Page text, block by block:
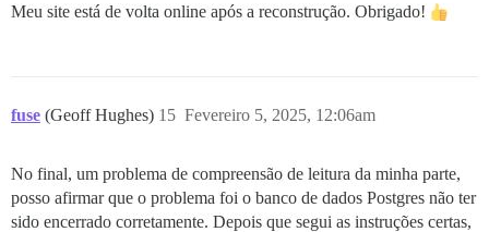
Meu site está de volta online após a reconstrução. Obrigado!
fuse (Geoff Hughes) Fevereiro 5, 2025, 12:06am
15
No final, um problema de compreensão de leitura da minha parte,
posso afirmar que o problema foi o banco de dados Postgres não ter
sido encerrado corretamente. Depois que segui as instruções certas,